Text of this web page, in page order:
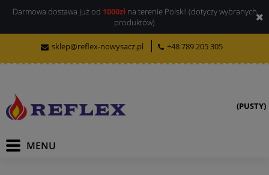
Darmowa dostawa już od 1000złna terenie Polski! (dotyczy wybranych
produktów)
sklep@reflex-nowysacz.pl +48 789 205 305
(PUSTY)